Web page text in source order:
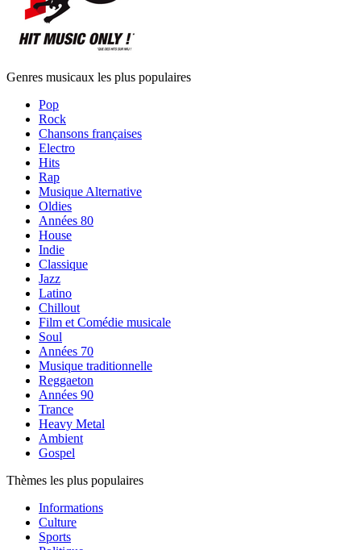
Genres musicaux les plus populaires
Pop
Rock
Chansons françaises
Electro
Hits
Rap
Musique Alternative
Oldies
Années 80
House
Indie
Classique
Jazz
Latino
Chillout
Film et Comédie musicale
Soul
Années 70
Musique traditionnelle
Reggaeton
Années 90
Trance
Heavy Metal
Ambient
Gospel
Thèmes les plus populaires
Informations
Culture
Sports